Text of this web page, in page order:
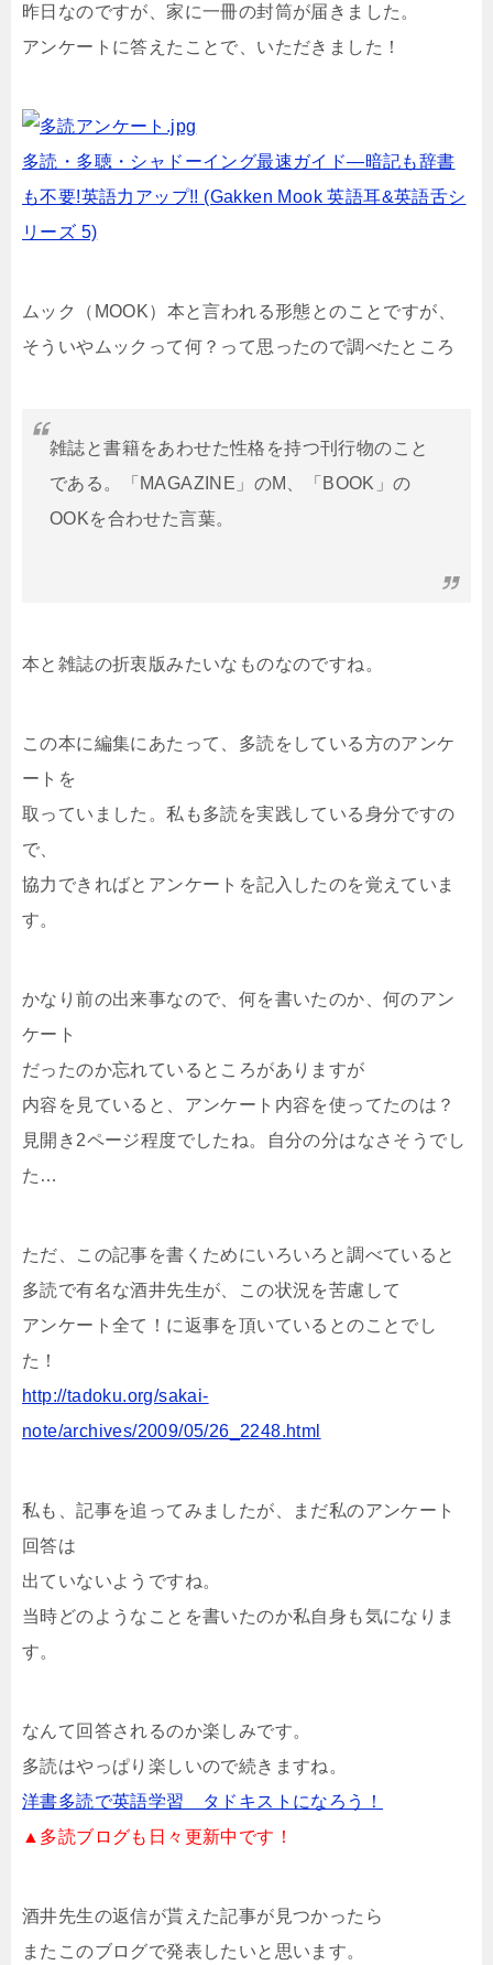
昨日なのですが、家に一冊の封筒が届きました。
アンケートに答えたことで、いただきました！
多読・多聴・シャドーイング最速ガイド―暗記も辞書
も不要!英語力アップ!! (Gakken Mook 英語耳&英語舌シ
リーズ 5)
ムック（MOOK）本と言われる形態とのことですが、
そういやムックって何？って思ったので調べたところ
雑誌と書籍をあわせた性格を持つ刊行物のこと
である。「MAGAZINE」のM、「BOOK」の
OOKを合わせた言葉。
本と雑誌の折衷版みたいなものなのですね。
この本に編集にあたって、多読をしている方のアンケ
ートを
取っていました。私も多読を実践している身分ですの
で、
協力できればとアンケートを記入したのを覚えていま
す。
かなり前の出来事なので、何を書いたのか、何のアン
ケート
だったのか忘れているところがありますが
内容を見ていると、アンケート内容を使ってたのは？
見開き2ページ程度でしたね。自分の分はなさそうでし
た…
ただ、この記事を書くためにいろいろと調べていると
多読で有名な酒井先生が、この状況を苦慮して
アンケート全て！に返事を頂いているとのことでし
た！
http://tadoku.org/sakai-
note/archives/2009/05/26_2248.html
私も、記事を追ってみましたが、まだ私のアンケート
回答は
出ていないようですね。
当時どのようなことを書いたのか私自身も気になりま
す。
なんて回答されるのか楽しみです。
多読はやっぱり楽しいので続きますね。
洋書多読で英語学習 タドキストになろう！
▲多読ブログも日々更新中です！
酒井先生の返信が貰えた記事が見つかったら
またこのブログで発表したいと思います。